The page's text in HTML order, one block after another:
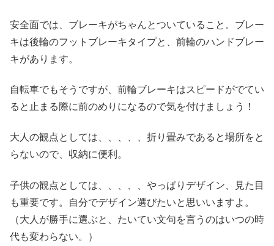
安全面では、ブレーキがちゃんとついていること。ブレー
キは後輪のフットブレーキタイプと、前輪のハンドブレー
キがあります。
自転車でもそうですが、前輪ブレーキはスピードがでてい
ると止まる際に前のめりになるので気を付けましょう！
大人の観点としては、、、、、折り畳みであると場所をと
らないので、収納に便利。
子供の観点としては、、、、、やっぱりデザイン、見た目
も重要です。自分でデザイン選びたいと思いいますよ。
（大人が勝手に選ぶと、たいてい文句を言うのはいつの時
代も変わらない。）